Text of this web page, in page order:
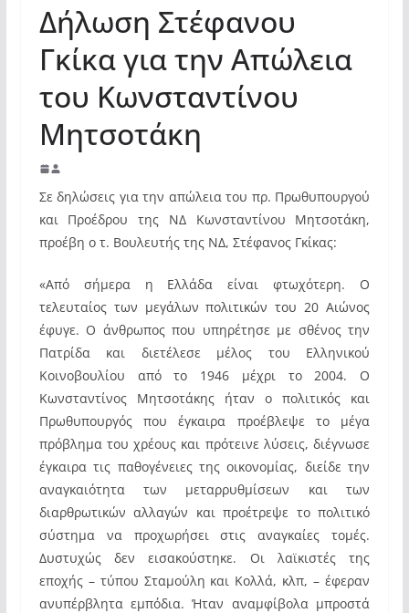
Δήλωση Στέφανου
Γκίκα για την Απώλεια
του Κωνσταντίνου
Μητσοτάκη
Σε δηλώσεις για την απώλεια του πρ. Πρωθυπουργού
και Προέδρου της ΝΔ Κωνσταντίνου Μητσοτάκη,
προέβη ο τ. Βουλευτής της ΝΔ, Στέφανος Γκίκας:
«Από σήμερα η Ελλάδα είναι φτωχότερη. Ο
τελευταίος των μεγάλων πολιτικών του 20 Αιώνος
έφυγε. Ο άνθρωπος που υπηρέτησε με σθένος την
Πατρίδα και διετέλεσε μέλος του Ελληνικού
Κοινοβουλίου από το 1946 μέχρι το 2004. Ο
Κωνσταντίνος Μητσοτάκης ήταν ο πολιτικός και
Πρωθυπουργός που έγκαιρα προέβλεψε το μέγα
πρόβλημα του χρέους και πρότεινε λύσεις, διέγνωσε
έγκαιρα τις παθογένειες της οικονομίας, διείδε την
αναγκαιότητα των μεταρρυθμίσεων και των
διαρθρωτικών αλλαγών και προέτρεψε το πολιτικό
σύστημα να προχωρήσει στις αναγκαίες τομές.
Δυστυχώς δεν εισακούστηκε. Οι λαϊκιστές της
εποχής – τύπου Σταμούλη και Κολλά, κλπ, – έφεραν
ανυπέρβλητα εμπόδια. Ήταν αναμφίβολα μπροστά